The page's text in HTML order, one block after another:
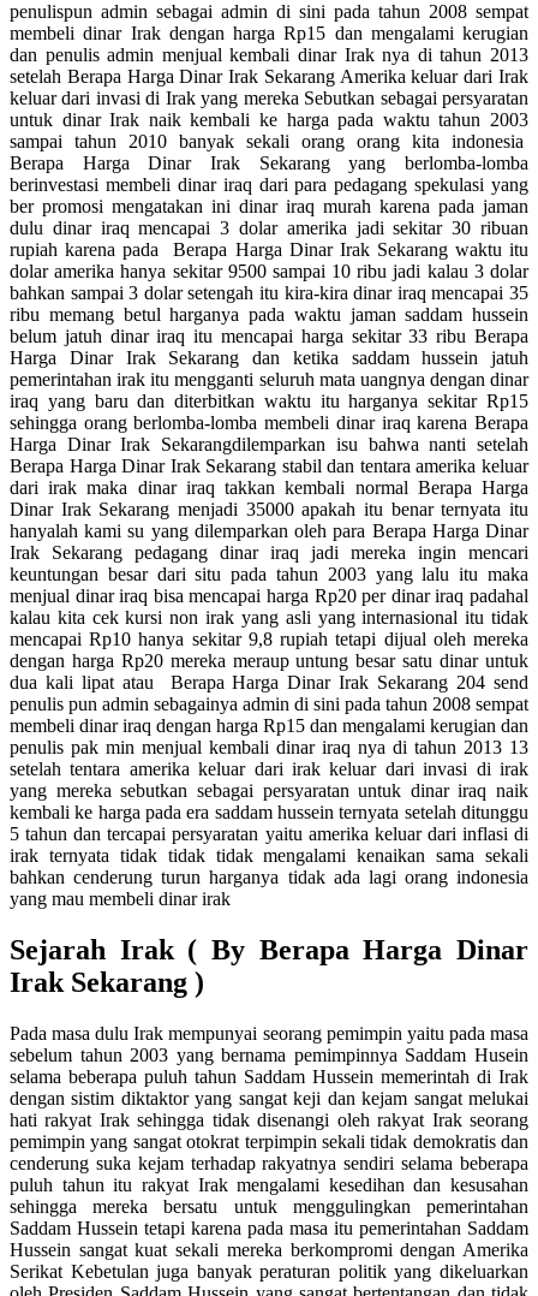
penulispun admin sebagai admin di sini pada tahun 2008 sempat
membeli dinar Irak dengan harga Rp15 dan mengalami kerugian
dan penulis admin menjual kembali dinar Irak nya di tahun 2013
setelah Berapa Harga Dinar Irak Sekarang Amerika keluar dari Irak
keluar dari invasi di Irak yang mereka Sebutkan sebagai persyaratan
untuk dinar Irak naik kembali ke harga pada waktu tahun 2003
sampai tahun 2010 banyak sekali orang orang kita indonesia
Berapa Harga Dinar Irak Sekarang yang berlomba-lomba
berinvestasi membeli dinar iraq dari para pedagang spekulasi yang
ber promosi mengatakan ini dinar iraq murah karena pada jaman
dulu dinar iraq mencapai 3 dolar amerika jadi sekitar 30 ribuan
rupiah karena pada Berapa Harga Dinar Irak Sekarang waktu itu
dolar amerika hanya sekitar 9500 sampai 10 ribu jadi kalau 3 dolar
bahkan sampai 3 dolar setengah itu kira-kira dinar iraq mencapai 35
ribu memang betul harganya pada waktu jaman saddam hussein
belum jatuh dinar iraq itu mencapai harga sekitar 33 ribu Berapa
Harga Dinar Irak Sekarang dan ketika saddam hussein jatuh
pemerintahan irak itu mengganti seluruh mata uangnya dengan dinar
iraq yang baru dan diterbitkan waktu itu harganya sekitar Rp15
sehingga orang berlomba-lomba membeli dinar iraq karena Berapa
Harga Dinar Irak Sekarangdilemparkan isu bahwa nanti setelah
Berapa Harga Dinar Irak Sekarang stabil dan tentara amerika keluar
dari irak maka dinar iraq takkan kembali normal Berapa Harga
Dinar Irak Sekarang menjadi 35000 apakah itu benar ternyata itu
hanyalah kami su yang dilemparkan oleh para Berapa Harga Dinar
Irak Sekarang pedagang dinar iraq jadi mereka ingin mencari
keuntungan besar dari situ pada tahun 2003 yang lalu itu maka
menjual dinar iraq bisa mencapai harga Rp20 per dinar iraq padahal
kalau kita cek kursi non irak yang asli yang internasional itu tidak
mencapai Rp10 hanya sekitar 9,8 rupiah tetapi dijual oleh mereka
dengan harga Rp20 mereka meraup untung besar satu dinar untuk
dua kali lipat atau Berapa Harga Dinar Irak Sekarang 204 send
penulis pun admin sebagainya admin di sini pada tahun 2008 sempat
membeli dinar iraq dengan harga Rp15 dan mengalami kerugian dan
penulis pak min menjual kembali dinar iraq nya di tahun 2013 13
setelah tentara amerika keluar dari irak keluar dari invasi di irak
yang mereka sebutkan sebagai persyaratan untuk dinar iraq naik
kembali ke harga pada era saddam hussein ternyata setelah ditunggu
5 tahun dan tercapai persyaratan yaitu amerika keluar dari inflasi di
irak ternyata tidak tidak tidak mengalami kenaikan sama sekali
bahkan cenderung turun harganya tidak ada lagi orang indonesia
yang mau membeli dinar irak
Sejarah Irak ( By Berapa Harga Dinar
Irak Sekarang )
Pada masa dulu Irak mempunyai seorang pemimpin yaitu pada masa
sebelum tahun 2003 yang bernama pemimpinnya Saddam Husein
selama beberapa puluh tahun Saddam Hussein memerintah di Irak
dengan sistim diktaktor yang sangat keji dan kejam sangat melukai
hati rakyat Irak sehingga tidak disenangi oleh rakyat Irak seorang
pemimpin yang sangat otokrat terpimpin sekali tidak demokratis dan
cenderung suka kejam terhadap rakyatnya sendiri selama beberapa
puluh tahun itu rakyat Irak mengalami kesedihan dan kesusahan
sehingga mereka bersatu untuk menggulingkan pemerintahan
Saddam Hussein tetapi karena pada masa itu pemerintahan Saddam
Hussein sangat kuat sekali mereka berkompromi dengan Amerika
Serikat Kebetulan juga banyak peraturan politik yang dikeluarkan